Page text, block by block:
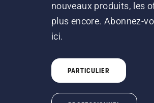
nouveaux produits, les
plus encore. Abonnez-
ici.
PARTICULIER